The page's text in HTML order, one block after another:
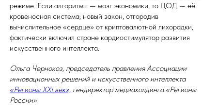
режиме. Если алгоритмы — мозг экономики, то ЦОД — её
кровеносная система; новый закон, отгородив
вычислительное «сердце» от криптовалютной лихорадки,
фактически включил стране кардиостимулятор развития
искусственного интеллекта.
Ольга Чернокоз, председатель правления Ассоциации
инновационных решений и искусственного интеллекта
«Регионы XXI век», гендиректор медиахолдинга «Регионы
России»